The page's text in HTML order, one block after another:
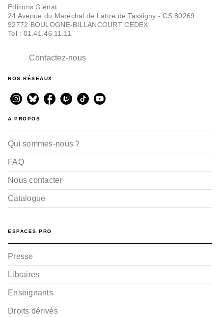
Editions Glénat
24 Avenue du Maréchal de Lattre de Tassigny - CS 80269
92772 BOULOGNE-BILLANCOURT CEDEX
Tel : 01.41.46.11.11
Contactez-nous
NOS RÉSEAUX
A PROPOS
Qui sommes-nous ?
FAQ
Nous contacter
Catalogue
ESPACES PRO
Presse
Libraires
Enseignants
Droits dérivés